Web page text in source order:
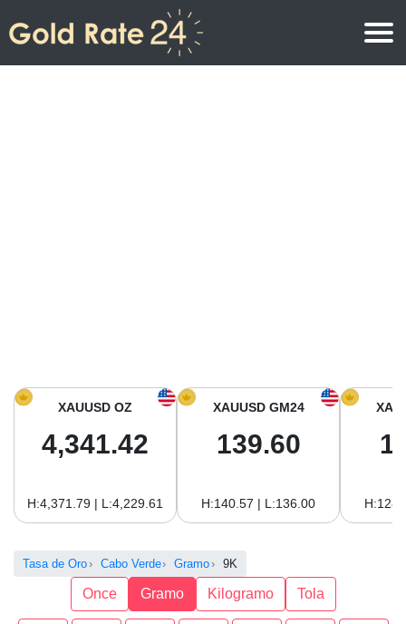
Precio del Oro hoy en América del sur
XAUUSD OZ
4,341.42
H:4,371.79 | L:4,229.61
XAUUSD GM24
139.60
H:140.57 | L:136.00
Tasa de Oro Cabo Verde Gramo 9K
Once Gramo Kilogramo Tola